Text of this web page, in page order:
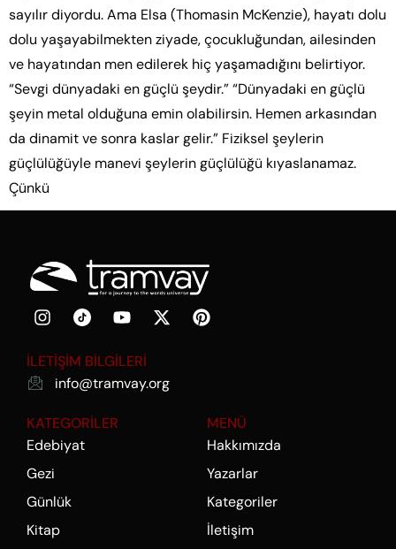
sayılır diyordu. Ama Elsa (Thomasin McKenzie), hayatı dolu
dolu yaşayabilmekten ziyade, çocukluğundan, ailesinden
ve hayatından men edilerek hiç yaşamadığını belirtiyor.
“Sevgi dünyadaki en güçlü şeydir.” “Dünyadaki en güçlü
şeyin metal olduğuna emin olabilirsin. Hemen arkasından
da dinamit ve sonra kaslar gelir.” Fiziksel şeylerin
güçlülüğüyle manevi şeylerin güçlülüğü kıyaslanamaz.
Çünkü
İLETİŞİM BİLGİLERİ
info@tramvay.org
KATEGORİLER
Edebiyat
Gezi
Günlük
Kitap
MENÜ
Hakkımızda
Yazarlar
Kategoriler
İletişim